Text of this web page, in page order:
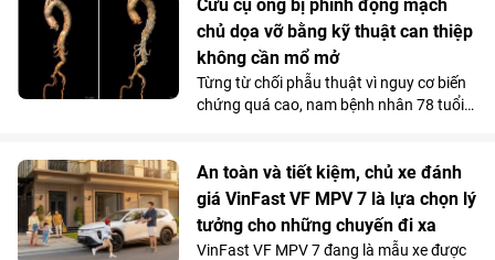
của anh về xe điện. Không gian 7 chỗ
rộng rãi, khả năng tăng tốc mượt và chi
phí sử dụng thấp đến khó tin giúp mẫu
MPV điện vừa trở thành “xe ruột” của
anh trong công việc, vừa phục vụ trọn
Cứu cụ ông bị phình động mạch
chủ dọa vỡ bằng kỹ thuật can thiệp
không cần mổ mở
Từng từ chối phẫu thuật vì nguy cơ biến
chứng quá cao, nam bệnh nhân 78 tuổi
các bác sĩ Vinmec Times City điều trị
thành công. Bí quyết nằm ở kỹ thuật tái
tạo hệ thống mạch tạng mà không cần
mở ngực hay mở bụng.
An toàn và tiết kiệm, chủ xe đánh
giá VinFast VF MPV 7 là lựa chọn lý
tưởng cho những chuyến đi xa
VinFast VF MPV 7 đang là mẫu xe được